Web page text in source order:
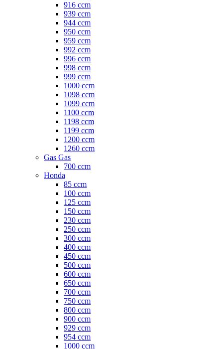
916 ccm
939 ccm
944 ccm
950 ccm
959 ccm
992 ccm
996 ccm
998 ccm
999 ccm
1000 ccm
1098 ccm
1099 ccm
1100 ccm
1198 ccm
1199 ccm
1200 ccm
1260 ccm
Gas Gas
700 ccm
Honda
85 ccm
100 ccm
125 ccm
150 ccm
230 ccm
250 ccm
300 ccm
400 ccm
450 ccm
500 ccm
600 ccm
650 ccm
700 ccm
750 ccm
800 ccm
900 ccm
929 ccm
954 ccm
1000 ccm